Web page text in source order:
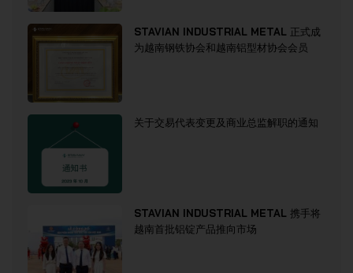
STAVIAN INDUSTRIAL METAL 正式成
为越南钢铁协会和越南铝型材协会会员
关于交易代表变更及商业总监解职的通知
STAVIAN INDUSTRIAL METAL 携手将
越南首批铝锭产品推向市场